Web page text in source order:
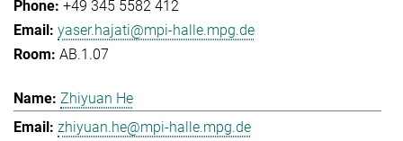
+49 345 5582 412
yaser.hajati@mpi-halle.mpg.de
AB.1.07
Zhiyuan He
zhiyuan.he@mpi-halle.mpg.de